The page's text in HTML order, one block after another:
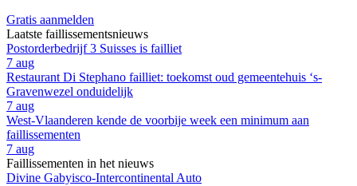
Gratis aanmelden
Laatste faillissementsnieuws
Postorderbedrijf 3 Suisses is failliet
7 aug
Restaurant Di Stephano failliet: toekomst oud gemeentehuis ‘s-
Gravenwezel onduidelijk
7 aug
West-Vlaanderen kende de voorbije week een minimum aan
faillissementen
7 aug
Faillissementen in het nieuws
Divine Gabyisco-Intercontinental Auto